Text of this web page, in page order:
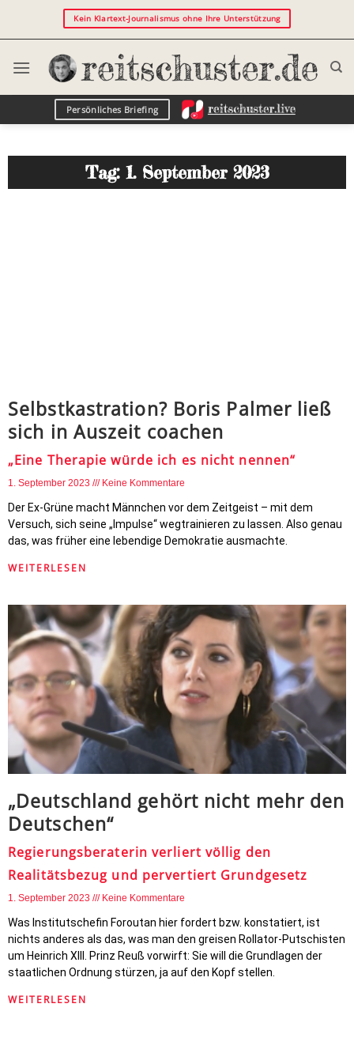
Kein Klartext-Journalismus ohne Ihre Unterstützung
Persönliches Briefing
Tag: 1. September 2023
Selbstkastration? Boris Palmer ließ
sich in Auszeit coachen
„Eine Therapie würde ich es nicht nennen“
1. September 2023 Keine Kommentare
Der Ex-Grüne macht Männchen vor dem Zeitgeist – mit dem
Versuch, sich seine „Impulse“ wegtrainieren zu lassen. Also genau
das, was früher eine lebendige Demokratie ausmachte.
WEITERLESEN
„Deutschland gehört nicht mehr den
Deutschen“
Regierungsberaterin verliert völlig den
Realitätsbezug und pervertiert Grundgesetz
1. September 2023 Keine Kommentare
Was Institutschefin Foroutan hier fordert bzw. konstatiert, ist
nichts anderes als das, was man den greisen Rollator-Putschisten
um Heinrich XIII. Prinz Reuß vorwirft: Sie will die Grundlagen der
staatlichen Ordnung stürzen, ja auf den Kopf stellen.
WEITERLESEN